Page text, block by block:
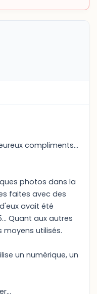
compliments...
photos dans la
faites avec des
avait été
Quant aux autres
moyens utilisés.
un numérique, un